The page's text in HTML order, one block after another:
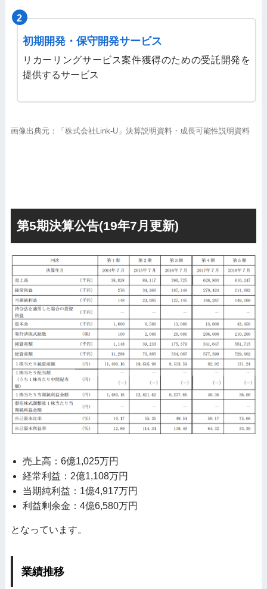
2
初期開発・保守開発サービス
リカーリングサービス案件獲得のための受託開発を
提供するサービス
画像出典元：「株式会社Link-U」決算説明資料・成長可能性説明資料
第5期決算公告(19年7月更新)
売上高：6億1,025万円
経常利益：2億1,108万円
当期純利益：1億4,917万円
利益剰余金：4億6,580万円
となっています。
業績推移